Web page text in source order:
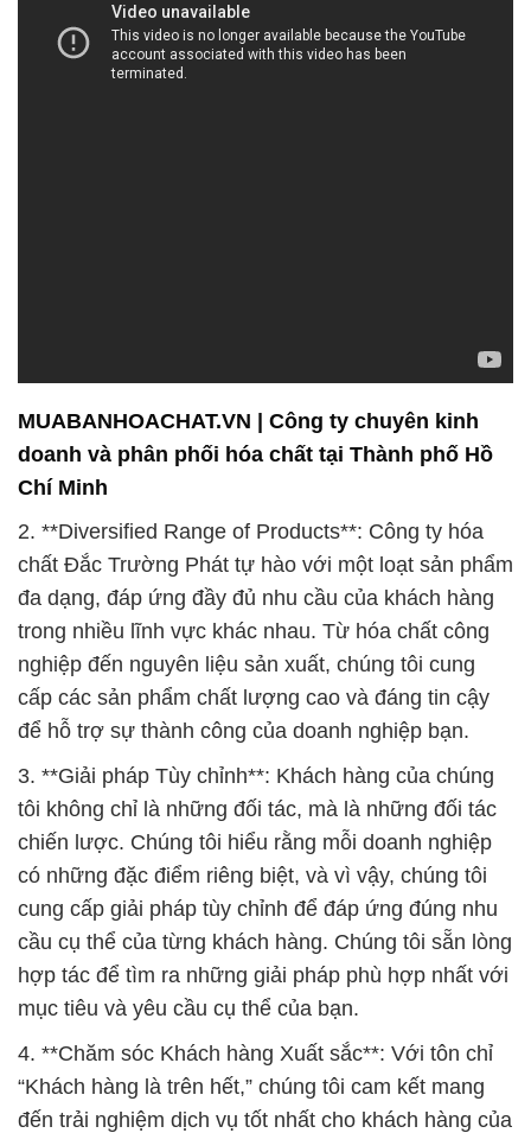
MUABANHOACHAT.VN | Công ty chuyên kinh
doanh và phân phối hóa chất tại Thành phố Hồ
Chí Minh
2. **Diversified Range of Products**: Công ty hóa
chất Đắc Trường Phát tự hào với một loạt sản phẩm
đa dạng, đáp ứng đầy đủ nhu cầu của khách hàng
trong nhiều lĩnh vực khác nhau. Từ hóa chất công
nghiệp đến nguyên liệu sản xuất, chúng tôi cung
cấp các sản phẩm chất lượng cao và đáng tin cậy
để hỗ trợ sự thành công của doanh nghiệp bạn.
3. **Giải pháp Tùy chỉnh**: Khách hàng của chúng
tôi không chỉ là những đối tác, mà là những đối tác
chiến lược. Chúng tôi hiểu rằng mỗi doanh nghiệp
có những đặc điểm riêng biệt, và vì vậy, chúng tôi
cung cấp giải pháp tùy chỉnh để đáp ứng đúng nhu
cầu cụ thể của từng khách hàng. Chúng tôi sẵn lòng
hợp tác để tìm ra những giải pháp phù hợp nhất với
mục tiêu và yêu cầu cụ thể của bạn.
4. **Chăm sóc Khách hàng Xuất sắc**: Với tôn chỉ
“Khách hàng là trên hết,” chúng tôi cam kết mang
đến trải nghiệm dịch vụ tốt nhất cho khách hàng của